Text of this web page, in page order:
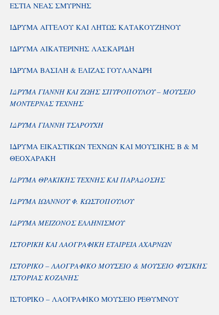
ΕΣΤΙΑ ΝΕΑΣ ΣΜΥΡΝΗΣ
ΙΔΡΥΜΑ ΑΓΓΕΛΟΥ ΚΑΙ ΛΗΤΩΣ ΚΑΤΑΚΟΥΖΗΝΟΥ
ΙΔΡΥΜΑ ΑΙΚΑΤΕΡΙΝΗΣ ΛΑΣΚΑΡΙΔΗ
ΙΔΡΥΜΑ ΒΑΣΙΛΗ & ΕΛΙΖΑΣ ΓΟΥΛΑΝΔΡΗ
ΙΔΡΥΜΑ ΓΙΑΝΝΗ ΚΑΙ ΖΩΗΣ ΣΠΥΡΟΠΟΥΛΟΥ – ΜΟΥΣΕΙΟ
ΜΟΝΤΕΡΝΑΣ ΤΕΧΝΗΣ
ΙΔΡΥΜΑ ΓΙΑΝΝΗ ΤΣΑΡΟΥΧΗ
ΙΔΡΥΜΑ ΕΙΚΑΣΤΙΚΩΝ ΤΕΧΝΩΝ ΚΑΙ ΜΟΥΣΙΚΗΣ Β & Μ
ΘΕΟΧΑΡΑΚΗ
ΙΔΡΥΜΑ ΘΡΑΚΙΚΗΣ ΤΕΧΝΗΣ ΚΑΙ ΠΑΡΑΔΟΣΗΣ
ΙΔΡΥΜΑ ΙΩΑΝΝΟΥ Φ. ΚΩΣΤΟΠΟΥΛΟΥ
ΙΔΡΥΜΑ ΜΕΙΖΟΝΟΣ ΕΛΛΗΝΙΣΜΟΥ
ΙΣΤΟΡΙΚΗ ΚΑΙ ΛΑΟΓΡΑΦΙΚΗ ΕΤΑΙΡΕΙΑ ΑΧΑΡΝΩΝ
ΙΣΤΟΡΙΚΟ – ΛΑΟΓΡΑΦΙΚΟ ΜΟΥΣΕΙΟ & ΜΟΥΣΕΙΟ ΦΥΣΙΚΗΣ
ΙΣΤΟΡΙΑΣ ΚΟΖΑΝΗΣ
ΙΣΤΟΡΙΚΟ – ΛΑΟΓΡΑΦΙΚΟ ΜΟΥΣΕΙΟ ΡΕΘΥΜΝΟΥ